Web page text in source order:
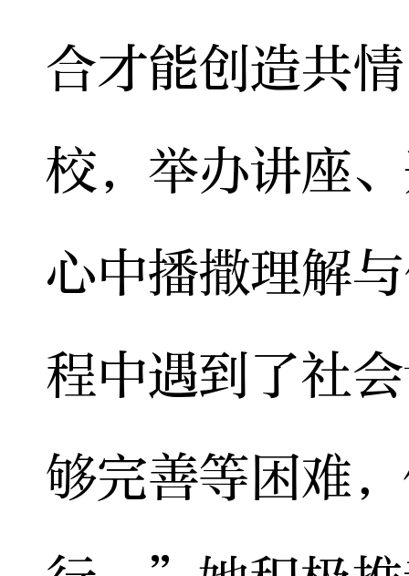
合才能创造共
校，举办讲座
心中播撒理解
程中遇到了社
够完善等困难